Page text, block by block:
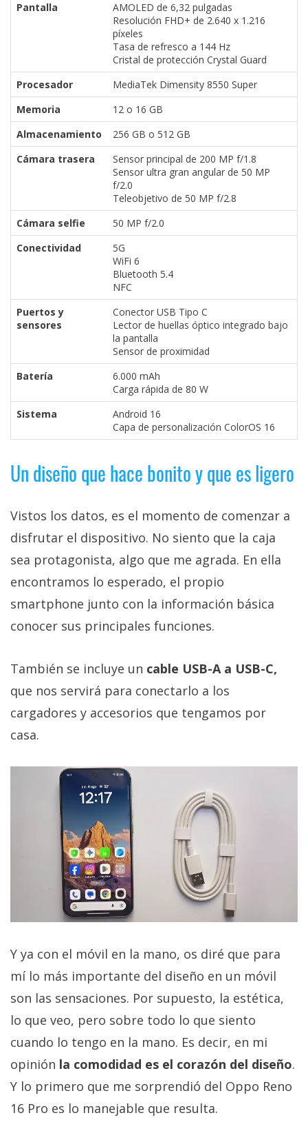
Pantalla
AMOLED de 6,32 pulgadas
Resolución FHD+ de 2.640 x 1.216
píxeles
Tasa de refresco a 144 Hz
Cristal de protección Crystal Guard
Procesador
MediaTek Dimensity 8550 Super
Memoria
12 o 16 GB
Almacenamiento
256 GB o 512 GB
Cámara trasera
Sensor principal de 200 MP f/1.8
Sensor ultra gran angular de 50 MP
f/2.0
Teleobjetivo de 50 MP f/2.8
Cámara selfie
50 MP f/2.0
Conectividad
5G
WiFi 6
Bluetooth 5.4
NFC
Puertos y
sensores
Conector USB Tipo C
Lector de huellas óptico integrado bajo
la pantalla
Sensor de proximidad
Batería
6.000 mAh
Carga rápida de 80 W
Sistema
Android 16
Capa de personalización ColorOS 16
Un diseño que hace bonito y que es ligero
Vistos los datos, es el momento de comenzar a
disfrutar el dispositivo. No siento que la caja
sea protagonista, algo que me agrada. En ella
encontramos lo esperado, el propio
smartphone junto con la información básica
conocer sus principales funciones.
También se incluye un cable USB-A a USB-C,
que nos servirá para conectarlo a los
cargadores y accesorios que tengamos por
casa.
Y ya con el móvil en la mano, os diré que para
mí lo más importante del diseño en un móvil
son las sensaciones. Por supuesto, la estética,
lo que veo, pero sobre todo lo que siento
cuando lo tengo en la mano. Es decir, en mi
opinión la comodidad es el corazón del diseño.
Y lo primero que me sorprendió del Oppo Reno
16 Pro es lo manejable que resulta.